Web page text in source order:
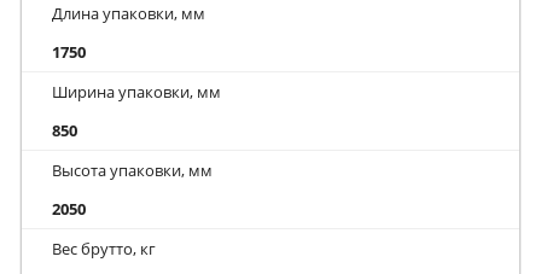
Длина упаковки, мм
1750
Ширина упаковки, мм
850
Высота упаковки, мм
2050
Вес брутто, кг